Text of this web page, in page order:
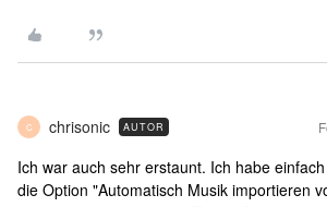
C chrisonic AUTOR
Ich war auch sehr erstaunt. Ich habe
die Option "Automatisch Musik importieren